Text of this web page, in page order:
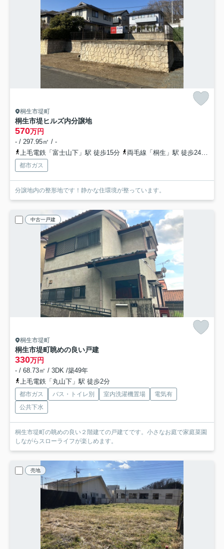
桐生市堤町
桐生市堤ヒルズ内分譲地
570万円
- / 297.95㎡ / -
上毛電鉄「富士山下」駅 徒歩15分
両毛線「桐生」駅 徒歩24分
都市ガス
分譲地内の整形地です！静かな住環境が整っています。
中古一戸建
桐生市堤町
桐生市堤町眺めの良い戸建
330万円
- / 68.73㎡ / 3DK /築49年
上毛電鉄「丸山下」駅 徒歩2分
都市ガス バス・トイレ別 室内洗濯機置場
電気有
公共下水
桐生市堤町の眺めの良い２階建ての戸建てです。小さなお庭で家庭菜園
しながらスローライフが楽しめます。
売地